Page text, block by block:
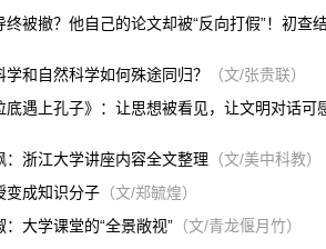
被撤？他自己的论文却被“反向打假”！初查
和自然科学如何殊途同归？
（文/张贵联）
底遇上孔子》：让思想被看见，让文明对话可
：浙江大学讲座内容全文整理 （文/美中科教）
变成知识分子 （文/郑毓煌）
大学课堂的“全景敞视” （文/青龙偃月竹）